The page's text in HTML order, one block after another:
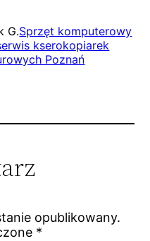
G.Sprzęt komputerowy
kserokopiarek
Poznań
opublikowany.
*